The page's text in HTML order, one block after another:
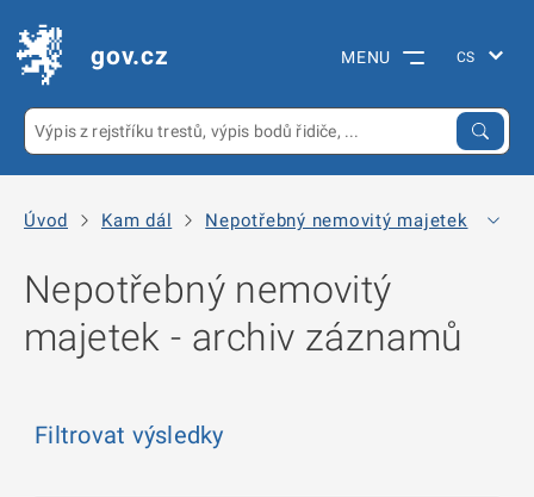
gov.cz MENU
Úvod Kam dál Nepotřebný nemovitý majetek
Nepotřebný nemovitý
majetek - archiv záznamů
Filtrovat výsledky